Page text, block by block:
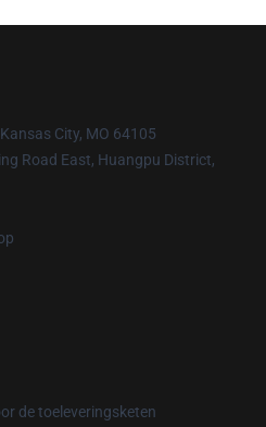
City, MO 64105
Road East, Huangpu District,
de toeleveringsketen